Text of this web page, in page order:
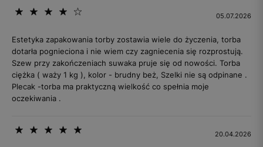
05.07.2026
Estetyka zapakowania torby zostawia wiele do życzenia, torba
dotarła pognieciona i nie wiem czy zagniecenia się rozprostują.
Szew przy zakończeniach suwaka pruje się od nowości. Torba
ciężka ( waży 1 kg ), kolor - brudny beż, Szelki nie są odpinane .
Plecak -torba ma praktyczną wielkość co spełnia moje
oczekiwania .
20.04.2026